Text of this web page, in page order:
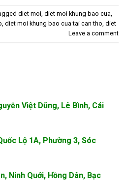
diet moi diet moi khung bao cua
diet moi khung bao cua tai can tho diet
Leave a comment
Việt Dũng, Lê Bình, Cái
Lộ 1A, Phường 3, Sóc
Ninh Quới, Hồng Dân, Bạc